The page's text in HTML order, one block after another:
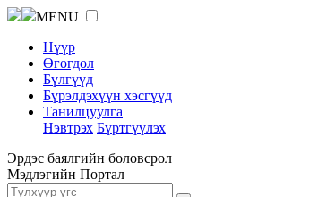
MENU
Нүүр
Өгөгдөл
Бүлгүүд
Бүрэлдэхүүн хэсгүүд
Танилцуулга
Нэвтрэх Бүртгүүлэх
Эрдэс баялгийн боловсрол
Мэдлэгийн Портал